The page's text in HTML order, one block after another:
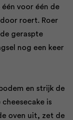
voor één de
roert. Roer
geraspte
nog een keer
en strijk de
is
oven uit, zet de